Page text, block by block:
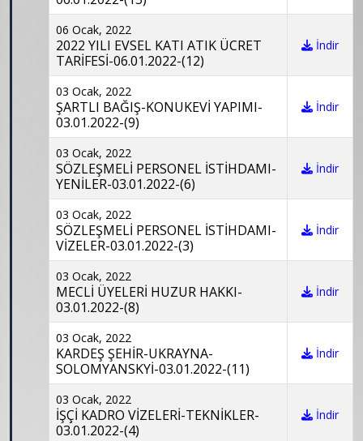
06 Ocak, 2022
2022 YILI EVSEL KATI ATIK ÜCRET
TARİFESİ-06.01.2022-(12)
İndir
03 Ocak, 2022
ŞARTLI BAĞIŞ-KONUKEVİ YAPIMI-
03.01.2022-(9)
İndir
03 Ocak, 2022
SÖZLEŞMELİ PERSONEL İSTİHDAMI-
YENİLER-03.01.2022-(6)
İndir
03 Ocak, 2022
SÖZLEŞMELİ PERSONEL İSTİHDAMI-
VİZELER-03.01.2022-(3)
İndir
03 Ocak, 2022
MECLİ ÜYELERİ HUZUR HAKKI-
03.01.2022-(8)
İndir
03 Ocak, 2022
KARDEŞ ŞEHİR-UKRAYNA-
SOLOMYANSKYİ-03.01.2022-(11)
İndir
03 Ocak, 2022
İŞÇİ KADRO VİZELERİ-TEKNİKLER-
03.01.2022-(4)
İndir